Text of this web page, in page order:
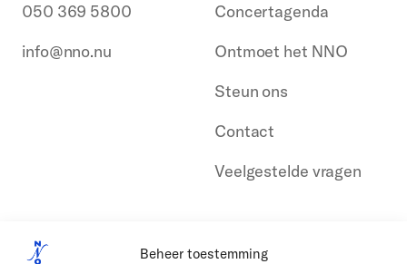
Beheer toestemming
050 369 5800
info@nno.nu
Concertagenda
Ontmoet het NNO
Steun ons
Contact
Veelgestelde vragen